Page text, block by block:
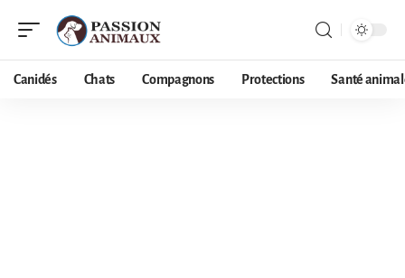
Canidés Chats Compagnons Protections Santé